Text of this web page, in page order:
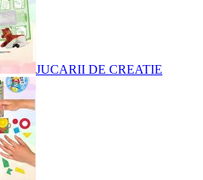
JUCARII DE CREATIE